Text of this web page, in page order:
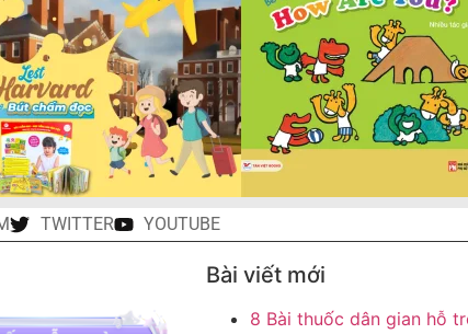
TWITTER YOUTUBE
Bài viết mới
8 Bài thuốc dân gian hỗ